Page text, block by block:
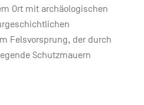
Ort mit archäologischen
Felsvorsprung, der durch
Schutzmauern